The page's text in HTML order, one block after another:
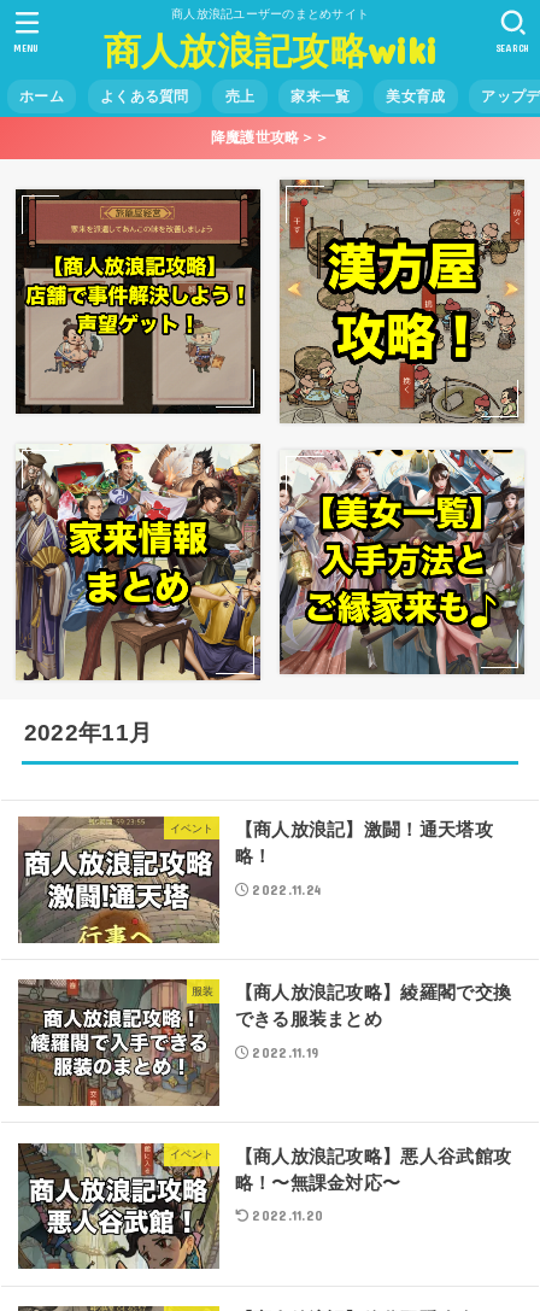
商人放浪記ユーザーのまとめサイト
商人放浪記攻略wiki
ホーム よくある質問 売上 家来一覧 美女育成 アップ
SEARCH
MENU
降魔護世攻略＞＞
2022年11月
イベント
【商人放浪記】激闘！通天塔攻
略！
2022.11.24
服装
【商人放浪記攻略】綾羅閣で交換
できる服装まとめ
2022.11.19
イベント
【商人放浪記攻略】悪人谷武館攻
略！〜無課金対応〜
2022.11.20